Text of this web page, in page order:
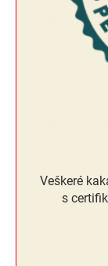
Veškeré
s